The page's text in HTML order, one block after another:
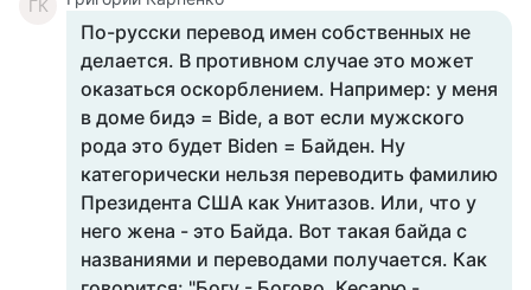
ГК
По-русски перевод имен собственных не
делается. В противном случае это может
оказаться оскорблением. Например: у меня
в доме бидэ = Bide, а вот если мужского
рода это будет Biden = Байден. Ну
категорически нельзя переводить фамилию
Президента США как Унитазов. Или, что у
него жена - это Байда. Вот такая байда с
названиями и переводами получается. Как